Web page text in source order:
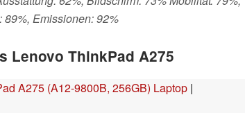
89%, Emissionen: 92%
Lenovo ThinkPad A275
A275 (A12-9800B, 256GB) Laptop |